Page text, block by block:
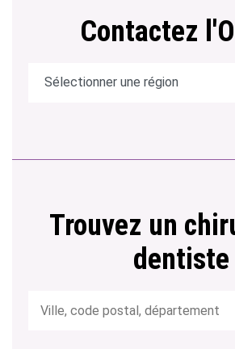
Contactez
Trouvez un
dentiste